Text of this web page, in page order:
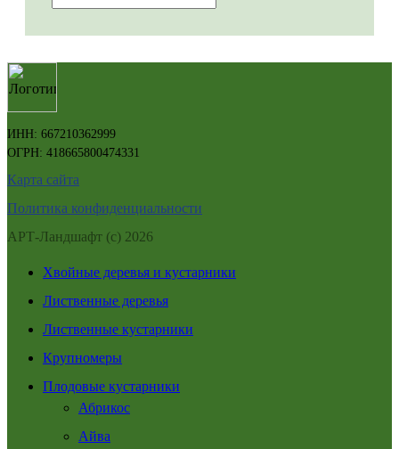
ИНН: 667210362999
ОГРН: 418665800474331
Карта сайта
Политика конфиденциальности
АРТ-Ландшафт (с) 2026
Хвойные деревья и кустарники
Лиственные деревья
Лиственные кустарники
Крупномеры
Плодовые кустарники
Абрикос
Айва